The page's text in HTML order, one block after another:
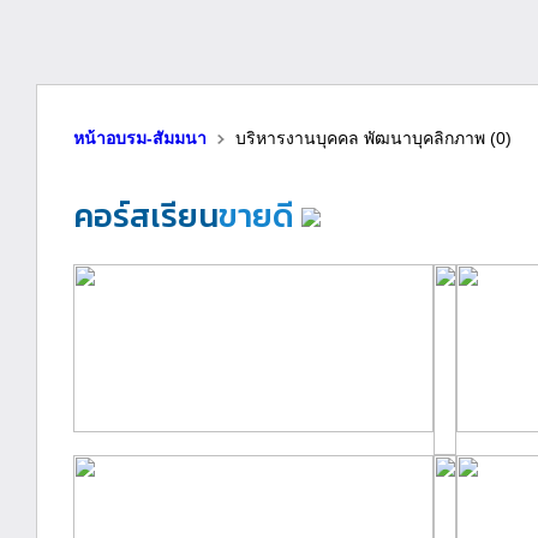
หน้าอบรม-สัมมนา บริหารงานบุคคล พัฒนาบุคลิกภาพ (0)
คอร์สเรียนขายดี